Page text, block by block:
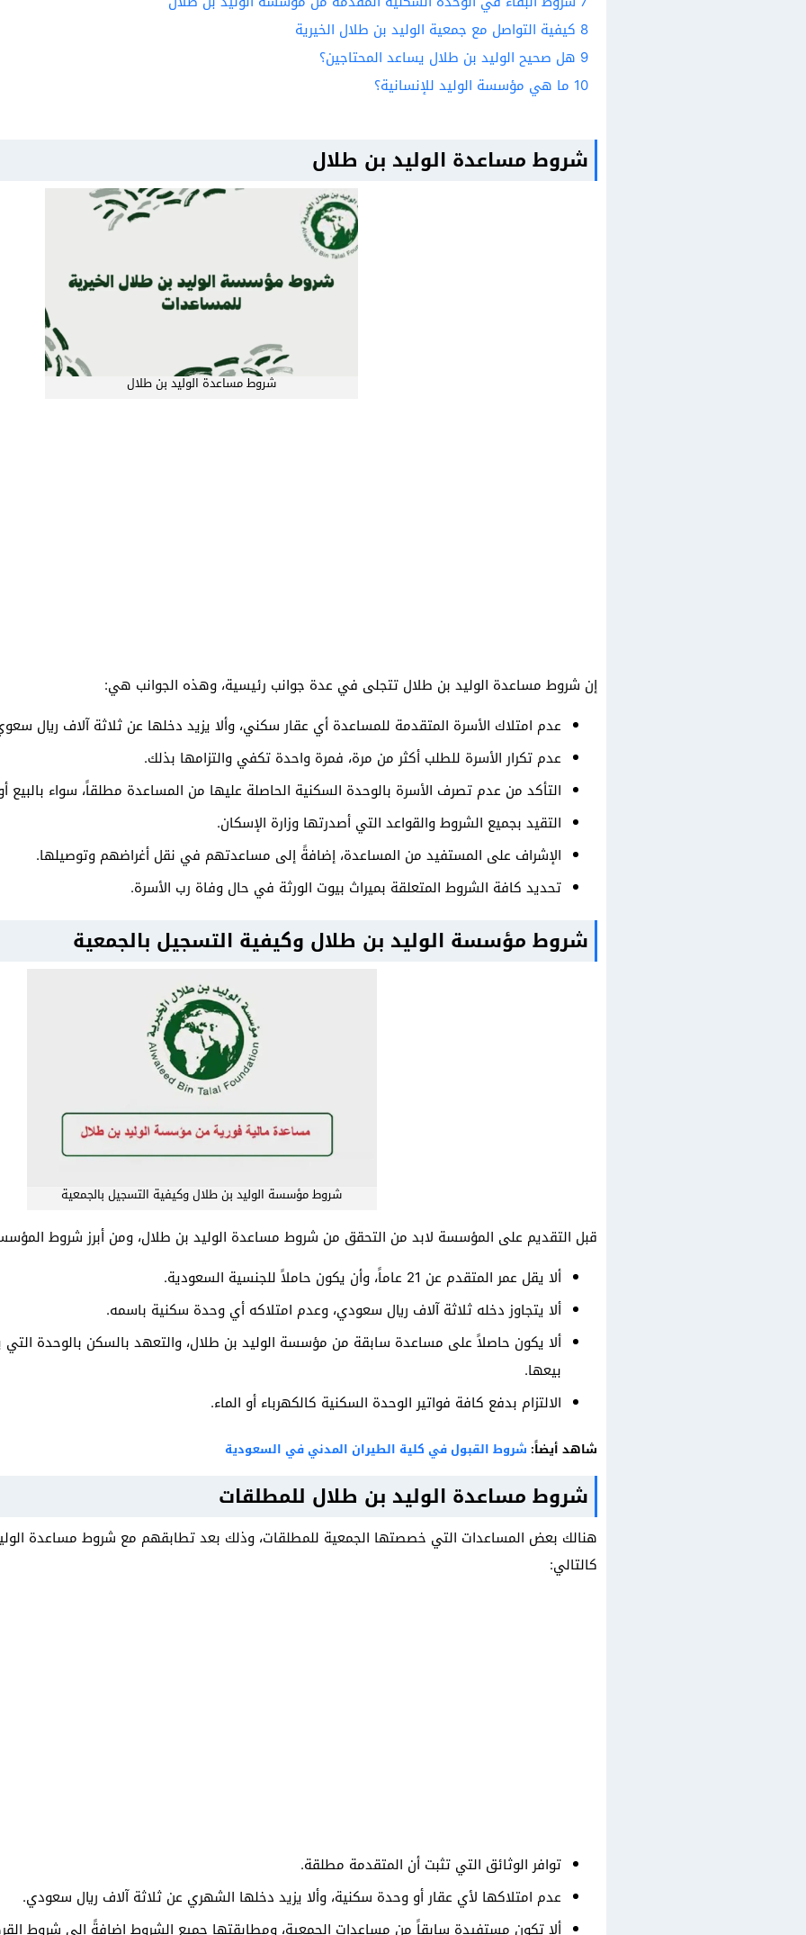
8 كيفية التواصل مع جمعية الوليد بن طلال الخيرية
9 هل صحيح الوليد بن طلال يساعد المحتاجين؟
10 ما هي مؤسسة الوليد للإنسانية؟
شروط مساعدة الوليد بن طلال
شروط مساعدة الوليد بن طلال
إن شروط مساعدة الوليد بن طلال تتجلى في عدة جوانب رئيسية، وهذه الجوانب هي:
عدم امتلاك الأسرة المتقدمة للمساعدة أي عقار سكني، وألا يزيد دخلها عن ثلاثة آلاف ريال
عدم تكرار الأسرة للطلب أكثر من مرة، فمرة واحدة تكفي والتزامها بذلك.
التأكد من عدم تصرف الأسرة بالوحدة السكنية الحاصلة عليها من المساعدة مطلقاً، سواء بالبيع أو
التقيد بجميع الشروط والقواعد التي أصدرتها وزارة الإسكان.
الإشراف على المستفيد من المساعدة، إضافةً إلى مساعدتهم في نقل أغراضهم وتوصيلها.
تحديد كافة الشروط المتعلقة بميراث بيوت الورثة في حال وفاة رب الأسرة.
شروط مؤسسة الوليد بن طلال وكيفية التسجيل بالجمعية
شروط مؤسسة الوليد بن طلال وكيفية التسجيل بالجمعية
قبل التقديم على المؤسسة لابد من التحقق من شروط مساعدة الوليد بن طلال، ومن أبرز شروط
ألا يقل عمر المتقدم عن 21 عاماً، وأن يكون حاملاً للجنسية السعودية.
ألا يتجاوز دخله ثلاثة آلاف ريال سعودي، وعدم امتلاكه أي وحدة سكنية باسمه.
ألا يكون حاصلاً على مساعدة سابقة من مؤسسة الوليد بن طلال، والتعهد بالسكن بالوحدة التي
بيعها.
الالتزام بدفع كافة فواتير الوحدة السكنية كالكهرباء أو الماء.
شاهد أيضاً: شروط القبول في كلية الطيران المدني في السعودية
شروط مساعدة الوليد بن طلال للمطلقات
هنالك بعض المساعدات التي خصصتها الجمعية للمطلقات، وذلك بعد تطابقهم مع شروط مساعدة
كالتالي:
توافر الوثائق التي تثبت أن المتقدمة مطلقة.
عدم امتلاكها لأي عقار أو وحدة سكنية، وألا يزيد دخلها الشهري عن ثلاثة آلاف ريال سعودي.
ألا تكون مستفيدة سابقاً من مساعدات الجمعية، ومطابقتها جميع الشروط إضافةً إلى شروط